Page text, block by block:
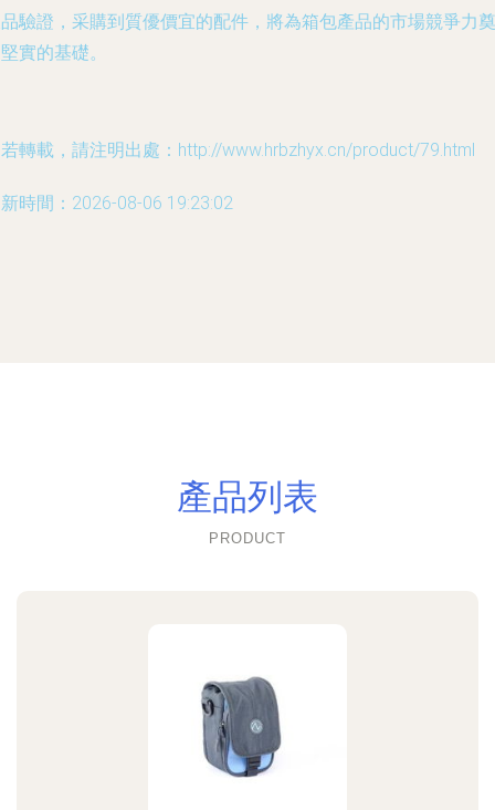
驗證，采購到質優價宜的配件，將為箱包產品的市場競爭力奠
實的基礎。
轉載，請注明出處：http://www.hrbzhyx.cn/product/79.html
時間：2026-08-06 19:23:02
產品列表
PRODUCT